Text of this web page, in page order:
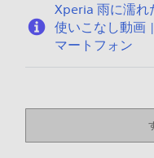
Xperia 雨に濡れ
使いこなし動画
マートフォン